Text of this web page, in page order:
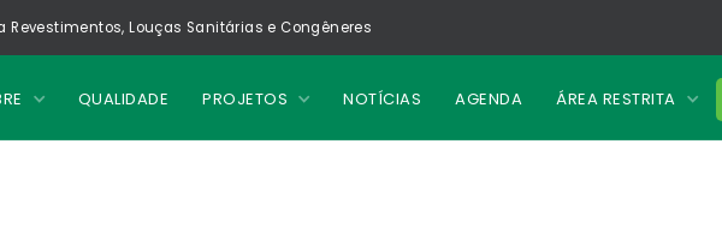
Revestimentos, Louças Sanitárias e Congêneres
QUALIDADE PROJETOS NOTÍCIAS AGENDA ÁREA RESTRITA